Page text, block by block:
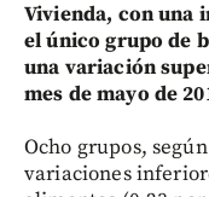
Vivienda, con una
el único grupo de
una variación
mes de mayo de
Ocho grupos,
variaciones